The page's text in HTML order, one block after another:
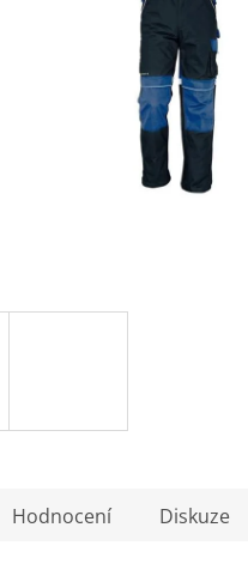
Hodnocení Diskuze